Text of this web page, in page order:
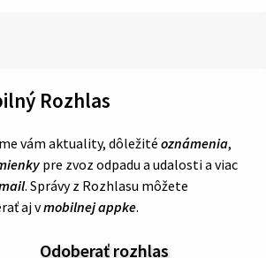
Rozhlas
vám aktuality, dôležitéoznámenia,
pre zvoz odpadu a udalosti a viac
. Správy z Rozhlasu môžete
aj vmobilnej appke.
Odoberať rozhlas